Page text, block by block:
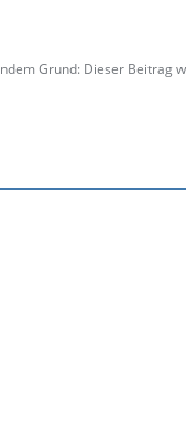
Grund: Dieser Beitrag